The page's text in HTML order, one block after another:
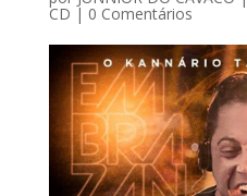
CD | 0 Comentários